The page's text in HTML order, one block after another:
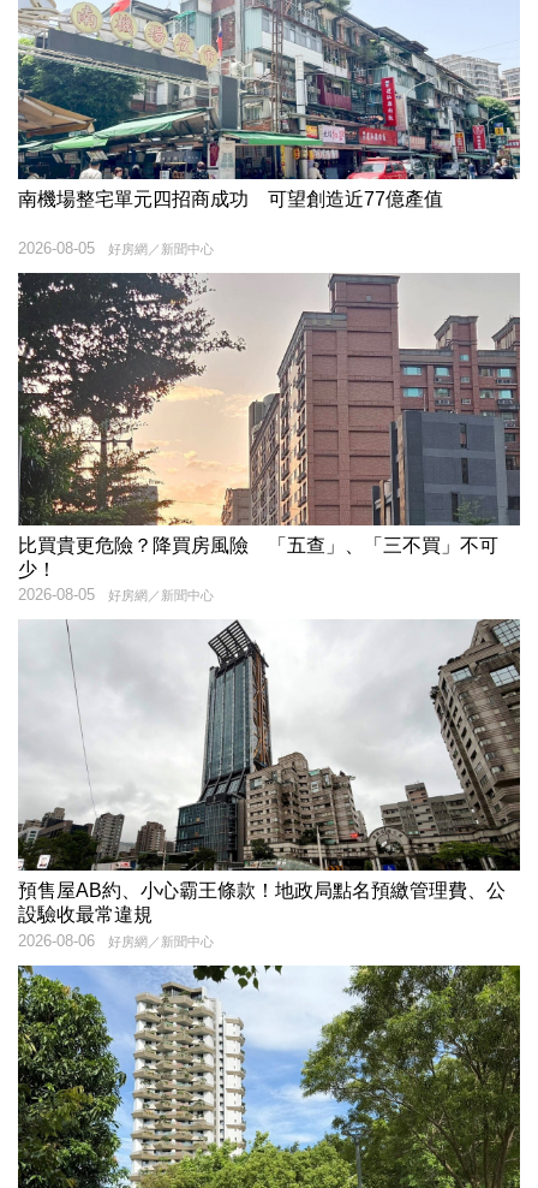
南機場整宅單元四招商成功 可望創造近77億產值
好房網／新聞中心
2026-08-05
比買貴更危險？降買房風險 「五查」、「三不買」不可
少！
好房網／新聞中心
2026-08-05
預售屋AB約、小心霸王條款！地政局點名預繳管理費、公
設驗收最常違規
好房網／新聞中心
2026-08-06